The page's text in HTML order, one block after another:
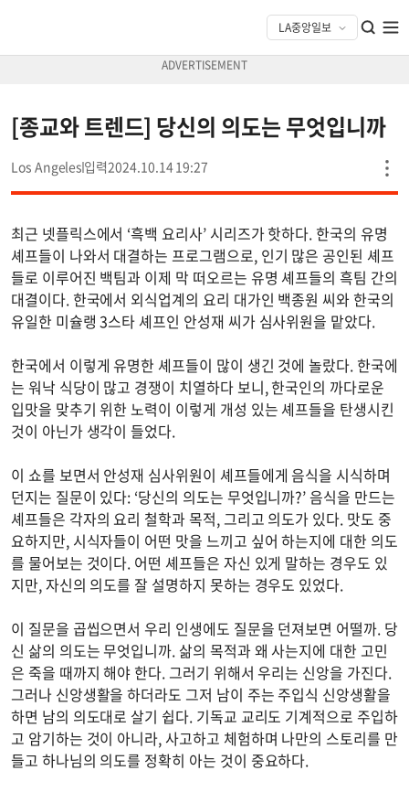
[종교와 트렌드] 당신의 의도는 무엇입니까
Los Angeles 2024.10.14 19:27
최근 넷플릭스에서 ‘흑백 요리사’ 시리즈가 핫하다. 한국의 유명
셰프들이 나와서 대결하는 프로그램으로, 인기 많은 공인된 셰프
들로 이루어진 백팀과 이제 막 떠오르는 유명 셰프들의 흑팀 간의
대결이다. 한국에서 외식업계의 요리 대가인 백종원 씨와 한국의
유일한 미슐랭 3스타 셰프인 안성재 씨가 심사위원을 맡았다.
한국에서 이렇게 유명한 셰프들이 많이 생긴 것에 놀랐다. 한국에
는 워낙 식당이 많고 경쟁이 치열하다 보니, 한국인의 까다로운
입맛을 맞추기 위한 노력이 이렇게 개성 있는 셰프들을 탄생시킨
것이 아닌가 생각이 들었다.
이 쇼를 보면서 안성재 심사위원이 셰프들에게 음식을 시식하며
던지는 질문이 있다: ‘당신의 의도는 무엇입니까?’ 음식을 만드는
셰프들은 각자의 요리 철학과 목적, 그리고 의도가 있다. 맛도 중
요하지만, 시식자들이 어떤 맛을 느끼고 싶어 하는지에 대한 의도
를 물어보는 것이다. 어떤 셰프들은 자신 있게 말하는 경우도 있
지만, 자신의 의도를 잘 설명하지 못하는 경우도 있었다.
이 질문을 곱씹으면서 우리 인생에도 질문을 던져보면 어떨까. 당
신 삶의 의도는 무엇입니까. 삶의 목적과 왜 사는지에 대한 고민
은 죽을 때까지 해야 한다. 그러기 위해서 우리는 신앙을 가진다.
그러나 신앙생활을 하더라도 그저 남이 주는 주입식 신앙생활을
하면 남의 의도대로 살기 쉽다. 기독교 교리도 기계적으로 주입하
고 암기하는 것이 아니라, 사고하고 체험하며 나만의 스토리를 만
들고 하나님의 의도를 정확히 아는 것이 중요하다.